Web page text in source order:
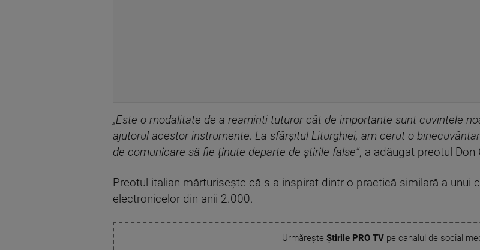
„Este o modalitate de a reaminti tuturor cât de importante sunt cuvintele
ajutorul acestor instrumente. La sfârșitul Liturghiei, am cerut o
de comunicare să fie ținute departe de știrile false”, a adăugat preotul Don
Preotul italian mărturisește că s-a inspirat dintr-o practică similară a unui
electronicelor din anii 2.000.
Urmărește Știrile PRO TVpe canalul de social